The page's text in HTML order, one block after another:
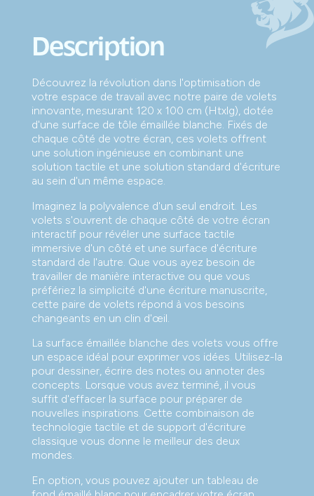
Description
Découvrez la révolution dans l'optimisation de
votre espace de travail avec notre paire de volets
innovante, mesurant 120 x 100 cm (Htxlg), dotée
d'une surface de tôle émaillée blanche. Fixés de
chaque côté de votre écran, ces volets offrent
une solution ingénieuse en combinant une
solution tactile et une solution standard d'écriture
au sein d'un même espace.
Imaginez la polyvalence d'un seul endroit. Les
volets s'ouvrent de chaque côté de votre écran
interactif pour révéler une surface tactile
immersive d'un côté et une surface d'écriture
standard de l'autre. Que vous ayez besoin de
travailler de manière interactive ou que vous
préfériez la simplicité d'une écriture manuscrite,
cette paire de volets répond à vos besoins
changeants en un clin d'œil.
La surface émaillée blanche des volets vous offre
un espace idéal pour exprimer vos idées. Utilisez-la
pour dessiner, écrire des notes ou annoter des
concepts. Lorsque vous avez terminé, il vous
suffit d'effacer la surface pour préparer de
nouvelles inspirations. Cette combinaison de
technologie tactile et de support d'écriture
classique vous donne le meilleur des deux
mondes.
En option, vous pouvez ajouter un tableau de